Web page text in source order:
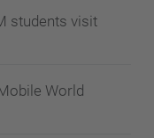
students visit
World